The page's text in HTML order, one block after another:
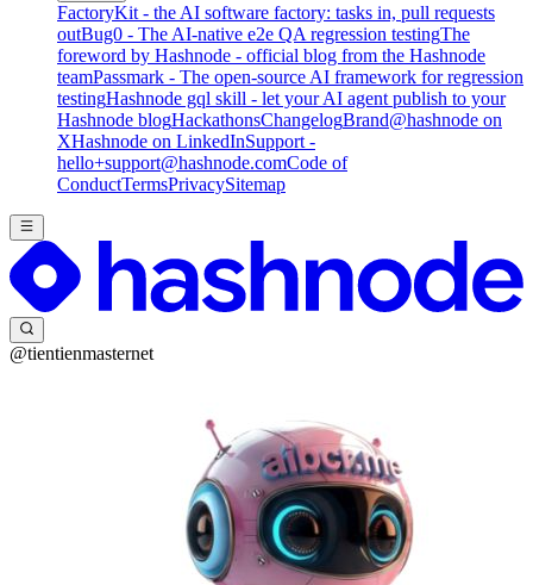
FactoryKit - the AI software factory: tasks in, pull requests
outBug0 - The AI-native e2e QA regression testingThe
foreword by Hashnode - official blog from the Hashnode
teamPassmark - The open-source AI framework for regression
testingHashnode gql skill - let your AI agent publish to your
Hashnode blogHackathonsChangelogBrand@hashnode on
XHashnode on LinkedInSupport -
hello+support@hashnode.comCode of
ConductTermsPrivacySitemap
@tientienmasternet